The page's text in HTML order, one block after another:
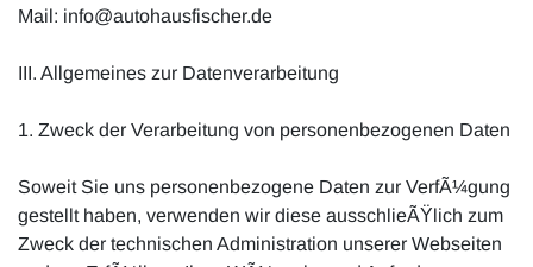
Mail: info@autohausfischer.de
III. Allgemeines zur Datenverarbeitung
1. Zweck der Verarbeitung von personenbezogenen Daten
Soweit Sie uns personenbezogene Daten zur VerfÃ¼gung
gestellt haben, verwenden wir diese ausschlieÃŸlich zum
Zweck der technischen Administration unserer Webseiten